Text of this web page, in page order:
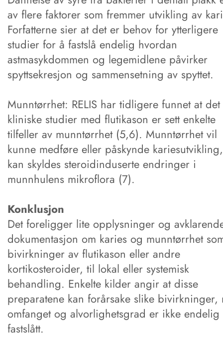
av flere faktorer som fremmer utvikling av
Forfatterne sier at det er behov for ytterligere
studier for å fastslå endelig hvordan
astmasykdommen og legemidlene påvirker
spyttsekresjon og sammensetning av spyttet.
Munntørrhet: RELIS har tidligere funnet at
kliniske studier med flutikason er sett enkelte
tilfeller av munntørrhet (5,6). Munntørrhet vil
kunne medføre eller påskynde
kan skyldes steroidinduserte endringer i
munnhulens mikroflora (7).
Konklusjon
Det foreligger lite opplysninger og
dokumentasjon om karies og munntørrhet
bivirkninger av flutikason eller andre
kortikosteroider, til lokal eller systemisk
behandling. Enkelte kilder angir at disse
preparatene kan forårsake slike bivirkninger,
omfanget og alvorlighetsgrad er ikke endelig
fastslått.